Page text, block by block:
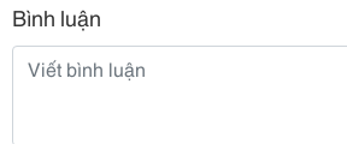
Bình luận